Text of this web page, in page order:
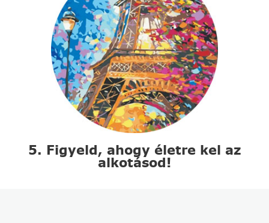
5. Figyeld, ahogy életre kel az
alkotásod!